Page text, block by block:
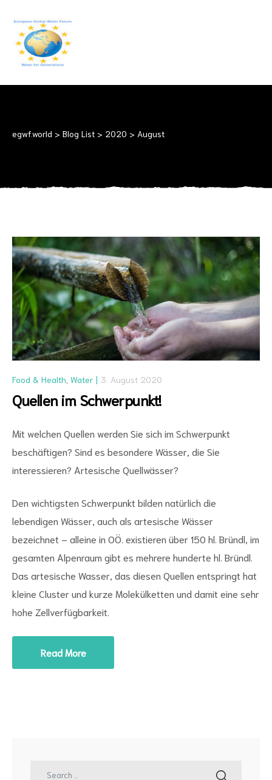
egwf.world > Blog List > 2020 > August
Food & Health Water 3. August 2020
Quellen im Schwerpunkt!
Mit welchen Quellen werden Sie sich im Schwerpunkt
beschäftigen? Sind es besondere Wässer, die Sie
interessieren? Artesische Quellwässer?
Den wichtigsten Schwerpunkt bilden natürlich die
lebendigen Wässer, auch als artesische Wässer
bezeichnet – alleine in OÖ. existieren über 150 hl. Bründl, im
gesamten Alpenraum gibt es mehrere hunderte hl. Bründl.
Das artesische Wasser, das diesen Quellen entspringt hat
kleine Cluster und kurze Molekülketten und damit eine sehr
hohe Zellverfügbarkeit.
Read More